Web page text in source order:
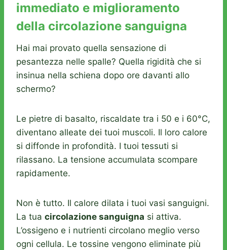
immediato e miglioramento
della circolazione sanguigna
Hai mai provato quella sensazione di
pesantezza nelle spalle? Quella rigidità che si
insinua nella schiena dopo ore davanti allo
schermo?
Le pietre di basalto, riscaldate tra i 50 e i 60°C,
diventano alleate dei tuoi muscoli. Il loro calore
si diffonde in profondità. I tuoi tessuti si
rilassano. La tensione accumulata scompare
rapidamente.
Non è tutto. Il calore dilata i tuoi vasi sanguigni.
La tua circolazione sanguigna si attiva.
L’ossigeno e i nutrienti circolano meglio verso
ogni cellula. Le tossine vengono eliminate più